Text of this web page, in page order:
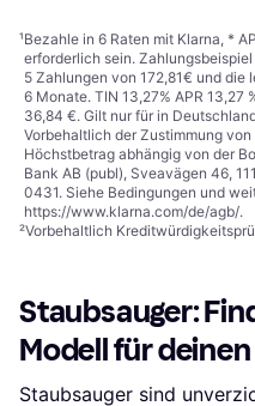
¹Bezahle in 6 Raten mit Klarna, *
erforderlich sein.
5 Zahlungen von 172,81€ und
6 Monate. TIN 13,27% APR 13,27
36,84 €. Gilt nur für in
Vorbehaltlich der Zustimmung
Höchstbetrag abhängig von der
Bank AB (publ), Sveavägen 46,
0431. Siehe Bedingungen und
https://www.klarna.com/de/agb/.
²Vorbehaltlich
Staubsauger:
Modell für
Staubsauger sind